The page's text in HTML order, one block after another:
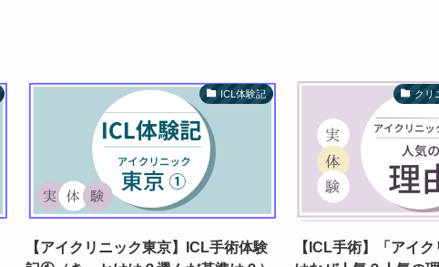
ICL体験記
【アイクリニック東京】ICL手術体験
クリ
【ICL手術】「アイク